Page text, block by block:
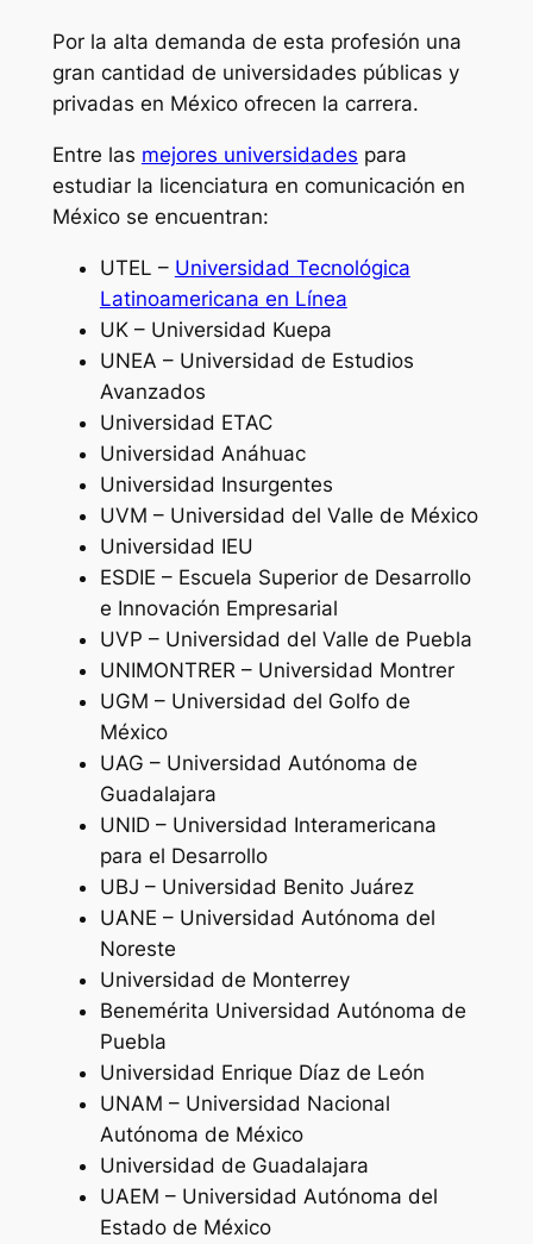
Por la alta demanda de esta profesión una
gran cantidad de universidades públicas y
privadas en México ofrecen la carrera.
Entre las mejores universidades para
estudiar la licenciatura en comunicación en
México se encuentran:
UTEL – Universidad Tecnológica
Latinoamericana en Línea
UK – Universidad Kuepa
UNEA – Universidad de Estudios
Avanzados
Universidad ETAC
Universidad Anáhuac
Universidad Insurgentes
UVM – Universidad del Valle de México
Universidad IEU
ESDIE – Escuela Superior de Desarrollo
e Innovación Empresarial
UVP – Universidad del Valle de Puebla
UNIMONTRER – Universidad Montrer
UGM – Universidad del Golfo de
México
UAG – Universidad Autónoma de
Guadalajara
UNID – Universidad Interamericana
para el Desarrollo
UBJ – Universidad Benito Juárez
UANE – Universidad Autónoma del
Noreste
Universidad de Monterrey
Benemérita Universidad Autónoma de
Puebla
Universidad Enrique Díaz de León
UNAM – Universidad Nacional
Autónoma de México
Universidad de Guadalajara
UAEM – Universidad Autónoma del
Estado de México